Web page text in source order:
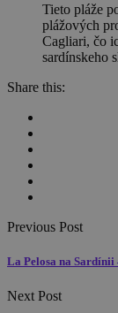
Tieto pláže
plážových
Cagliari, čo
sardínskeho
Share this:
Previous Post
La Pelosa na
Next Post